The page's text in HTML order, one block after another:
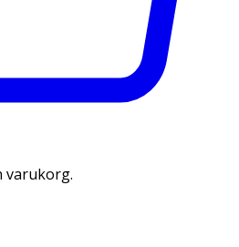
varukorg.